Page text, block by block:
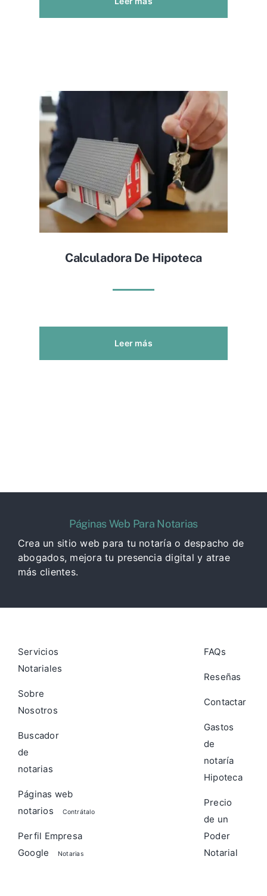
Calculadora De Hipoteca
Leer más
Páginas Web Para Notarias
Crea un sitio web para tu notaría o despacho de
abogados, mejora tu presencia digital y atrae
más clientes.
Servicios
Notariales
Sobre
Nosotros
Buscador
de
notarias
Páginas web
notarios
Contrátalo
Perfil Empresa
Google
Notarias
FAQs
Reseñas
Contactar
Gastos
de
notaría
Hipoteca
Precio
de un
Poder
Notarial